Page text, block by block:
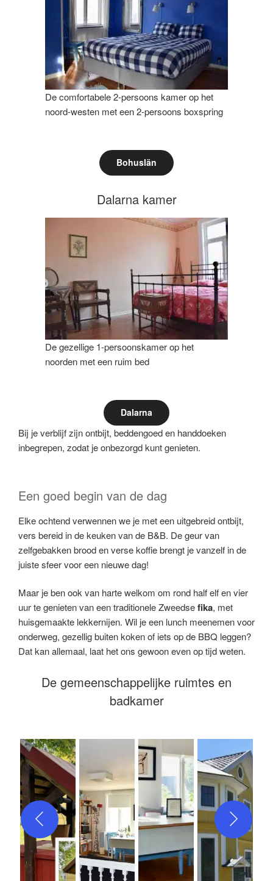
De comfortabele 2-persoons kamer op het
noord-westen met een 2-persoons boxspring
Bohuslän
Dalarna kamer
De gezellige 1-persoonskamer op het
noorden met een ruim bed
Dalarna
Bij je verblijf zijn ontbijt, beddengoed en handdoeken
inbegrepen, zodat je onbezorgd kunt genieten.
Een goed begin van de dag
Elke ochtend verwennen we je met een uitgebreid ontbijt,
vers bereid in de keuken van de B&B. De geur van
zelfgebakken brood en verse koffie brengt je vanzelf in de
juiste sfeer voor een nieuwe dag!
Maar je ben ook van harte welkom om rond half elf en vier
uur te genieten van een traditionele Zweedsefika, met
huisgemaakte lekkernijen. Wil je een lunch meenemen voor
onderweg, gezellig buiten koken of iets op de BBQ leggen?
Dat kan allemaal, laat het ons gewoon even op tijd weten.
De gemeenschappelijke ruimtes en
badkamer